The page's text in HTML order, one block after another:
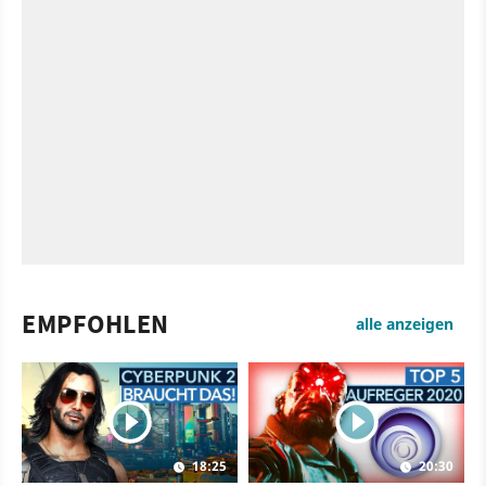
EMPFOHLEN alle anzeigen
18:25 20:30